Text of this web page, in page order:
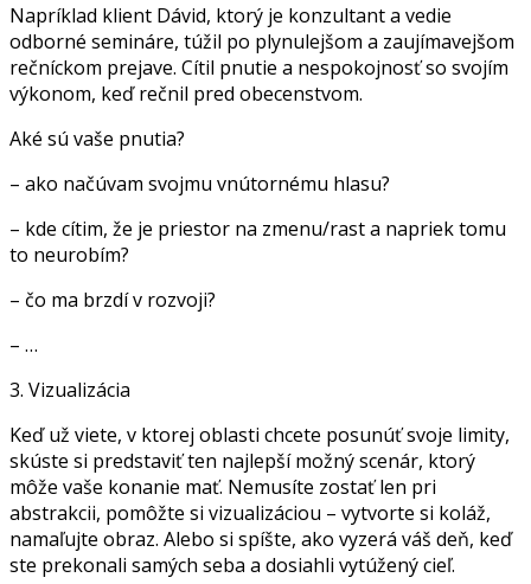
Napríklad klient Dávid, ktorý je konzultant a vedie
odborné semináre, túžil po plynulejšom a zaujímavejšom
rečníckom prejave. Cítil pnutie a nespokojnosť so svojím
výkonom, keď rečnil pred obecenstvom.
Aké sú vaše pnutia?
– ako načúvam svojmu vnútornému hlasu?
– kde cítim, že je priestor na zmenu/rast a napriek tomu
to neurobím?
– čo ma brzdí v rozvoji?
– …
3. Vizualizácia
Keď už viete, v ktorej oblasti chcete posunúť svoje limity,
skúste si predstaviť ten najlepší možný scenár, ktorý
môže vaše konanie mať. Nemusíte zostať len pri
abstrakcii, pomôžte si vizualizáciou – vytvorte si koláž,
namaľujte obraz. Alebo si spíšte, ako vyzerá váš deň, keď
ste prekonali samých seba a dosiahli vytúžený cieľ.